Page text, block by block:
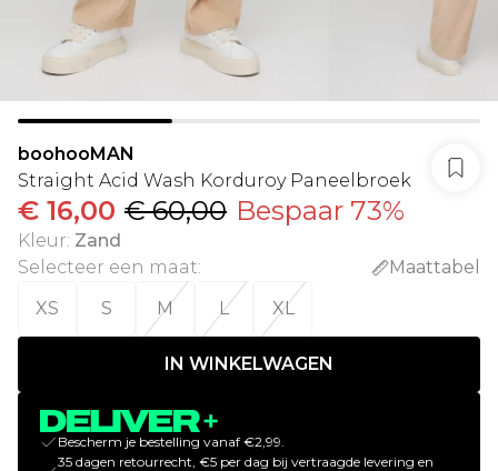
boohooMAN
Straight Acid Wash Korduroy Paneelbroek
€ 16,00 € 60,00 Bespaar 73%
Kleur: Zand
Selecteer een maat:
Maattabel
XS
S M L XL
IN WINKELWAGEN
Bescherm je bestelling vanaf €2,99.
35 dagen retourrecht, €5 per dag bij vertraagde levering en